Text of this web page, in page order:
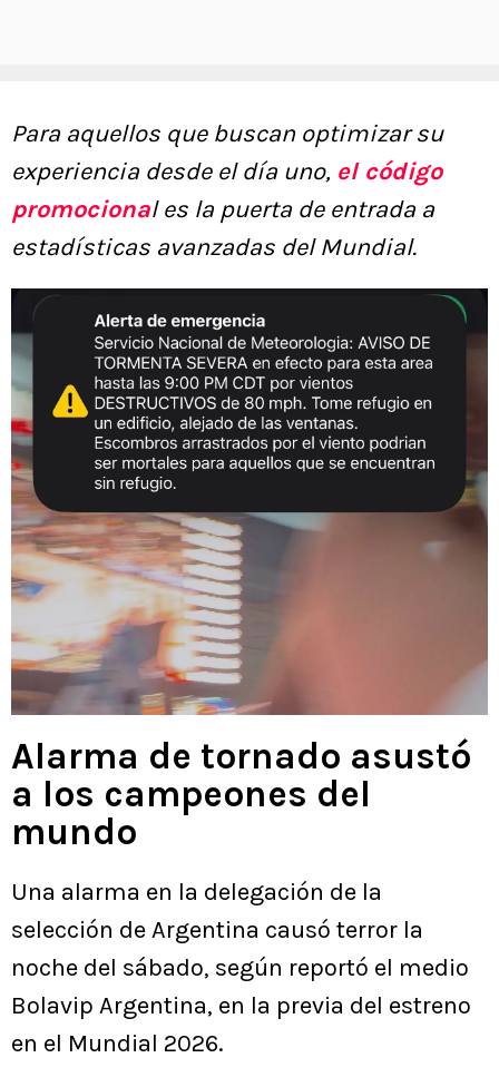
Para aquellos que buscan optimizar su
experiencia desde el día uno, el código
promocional es la puerta de entrada a
estadísticas avanzadas del Mundial.
Alarma de tornado asustó
a los campeones del
mundo
Una alarma en la delegación de la
selección de Argentina causó terror la
noche del sábado, según reportó el medio
Bolavip Argentina, en la previa del estreno
en el Mundial 2026.